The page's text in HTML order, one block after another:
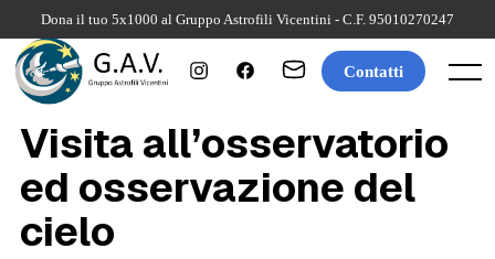
content
Dona il tuo 5x1000 al Gruppo Astrofili Vicentini - C.F. 95010270247
Menu
Contatti
Visita all’osservatorio
ed osservazione del
cielo